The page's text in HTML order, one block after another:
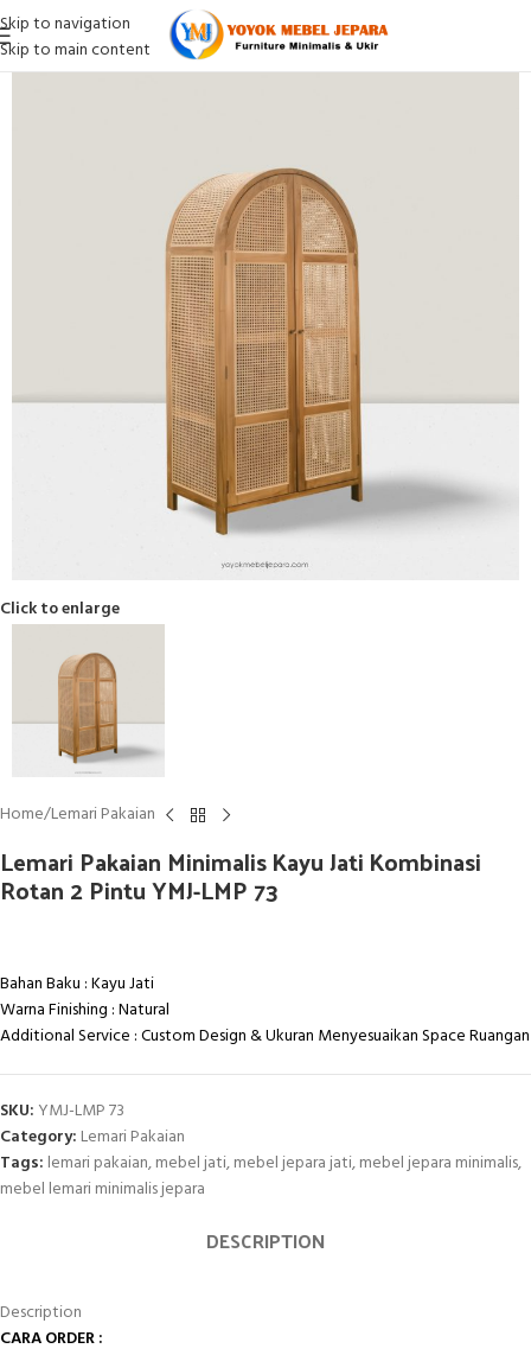
Skip to navigation
Skip to main content
Click to enlarge
Home/Lemari Pakaian
Lemari Pakaian Minimalis Kayu Jati Kombinasi
Rotan 2 Pintu YMJ-LMP 73
Bahan Baku : Kayu Jati
Warna Finishing : Natural
Additional Service : Custom Design & Ukuran Menyesuaikan Space Ruangan
SKU: YMJ-LMP 73
Category: Lemari Pakaian
Tags: lemari pakaian,mebel jati,mebel jepara jati,mebel jepara minimalis,
mebel lemari minimalis jepara
DESCRIPTION
Description
CARA ORDER :